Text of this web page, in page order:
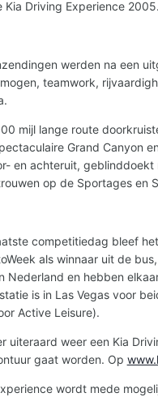
Kia Driving Experience 2005.
werden na een
teamwork,
mijl lange route
Grand Canyon
en achteruit,
op de Sportages en
competitiedag bleef
als winnaar uit de
Nederland en hebben
is in Las Vegas voor
Active Leisure).
uiteraard weer een Kia
gaat worden. Op
wordt mede